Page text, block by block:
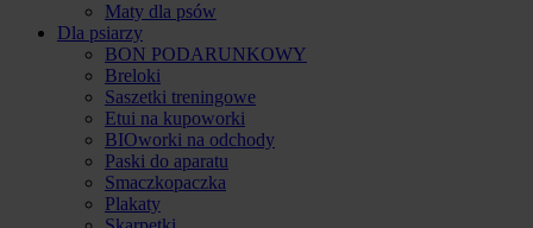
Maty dla psów
Dla psiarzy
BON PODARUNKOWY
Breloki
Saszetki treningowe
Etui na kupoworki
BIOworki na odchody
Paski do aparatu
Smaczkopaczka
Plakaty